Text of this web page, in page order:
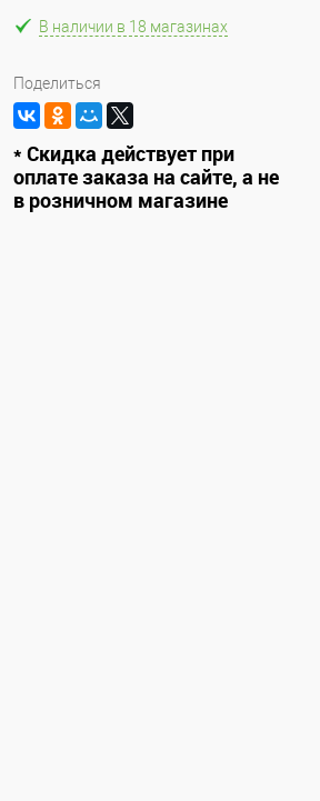
В наличии в 18 магазинах
Поделиться
* Скидка действует при
оплате заказа на сайте, а не
в розничном магазине